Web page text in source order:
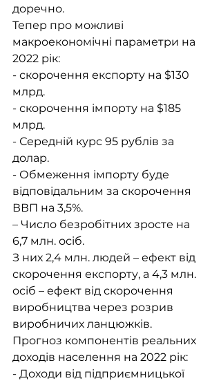
доречно.
Тепер про можливі
макроекономічні параметри на
2022 рік:
- скорочення експорту на $130
млрд.
- скорочення імпорту на $185
млрд.
- Середній курс 95 рублів за
долар.
- Обмеження імпорту буде
відповідальним за скорочення
ВВП на 3,5%.
– Число безробітних зросте на
6,7 млн. осіб.
З них 2,4 млн. людей – ефект від
скорочення експорту, а 4,3 млн.
осіб – ефект від скорочення
виробництва через розрив
виробничих ланцюжків.
Прогноз компонентів реальних
доходів населення на 2022 рік:
- Доходи від підприємницької